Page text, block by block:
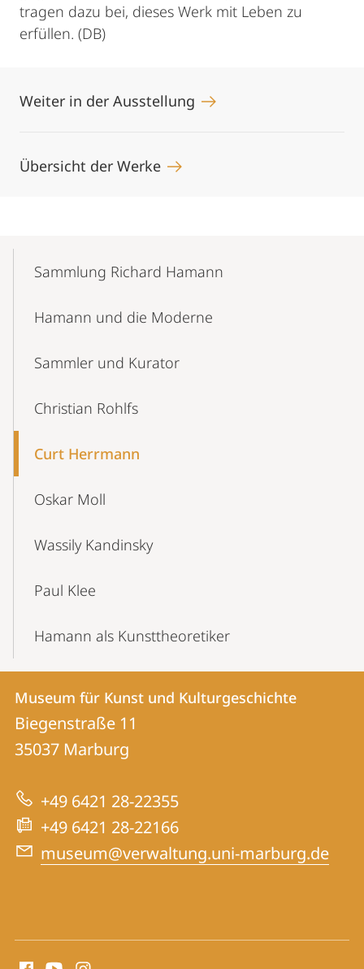
tragen dazu bei, dieses Werk mit Leben zu
erfüllen. (DB)
Weiter in der Ausstellung
Übersicht der Werke
NavigationSammlung Richard Hamann
Hamann und die Moderne
Sammler und Kurator
Christian Rohlfs
Curt Herrmann
Oskar Moll
Wassily Kandinsky
Paul Klee
Hamann als Kunsttheoretiker
Kontakt
und
Informationen
zur
Website
Kontaktinformationen
Museum
für
Kunst
und
Kulturgeschichte
Museum für Kunst und Kulturgeschichte
Biegenstraße 11
35037 Marburg
+49 6421 28-22355
+49 6421 28-22166
museum@verwaltung.uni-marburg.de